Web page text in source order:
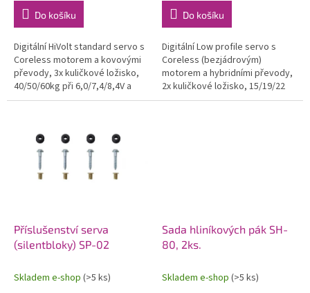
Do košíku
Digitální HiVolt standard servo s
Coreless motorem a kovovými
převody, 3x kuličkové ložisko,
40/50/60kg při 6,0/7,4/8,4V a
0,18/0,16/0,14s na 6,0/7,4/8,4V,
Do košíku
Digitální Low profile servo s
Coreless (bezjádrovým)
motorem a hybridními převody,
2x kuličkové ložisko, 15/19/22
kg při 6,0/7,4/8,4 V a
Příslušenství serva
(silentbloky) SP-02
Skladem e-shop (>5 ks)
Sada hliníkových pák SH-
80, 2ks.
Skladem e-shop (>5 ks)